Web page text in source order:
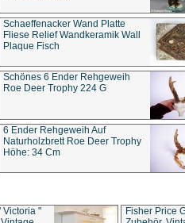
Schaeffenacker Wand Platte
Fliese Relief Wandkeramik Wall
Plaque Fisch
Schönes 6 Ender Rehgeweih
Roe Deer Trophy 224 G
6 Ender Rehgeweih Auf
Naturholzbrett Roe Deer Trophy
Höhe: 34 Cm
Victoria "
Fisher Price